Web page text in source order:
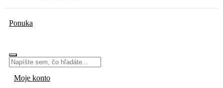
Ponuka
Moje konto